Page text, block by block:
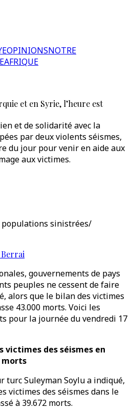
OPINIONSNOTRE
AFRIQUE
et en Syrie, l’heure est
et de solidarité avec la
par deux violents séismes,
du jour pour venir en aide aux
aux victimes.
populations sinistrées/
gouvernements de pays
peuples ne cessent de faire
alors que le bilan des victimes
43.000 morts. Voici les
pour la journée du vendredi 17
victimes des séismes en
morts
turc Suleyman Soylu a indiqué,
victimes des séismes dans le
à 39.672 morts.